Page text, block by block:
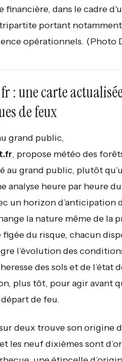
financière, dans le cadre
portant
opérationnels. (Photo
: une carte
de feux
grand public,
, propose météo des
au grand public, plutôt
analyse heure par heure
un horizon d’anticipation
la nature même de la
du risque, chacun
l’évolution des
des sols et de l’état
plus tôt, pour agir avant
de feu.
deux trouve son origine
les neuf dixièmes sont